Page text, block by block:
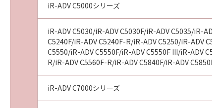
「許諾ソフトウェア」は、『現状のまま（AS-
IS）』の状態で使用許諾されます。キヤノン、
キヤノンの子会社、それらの販売代理店および
販売店、並びにキヤノンのライセンサーは、
「許諾ソフトウェア」に関して、商品性および
特定の目的への適合性または「許諾ソフトウェ
ア」に欠陥がないことを含め、いかなる保証も
しません。
iR-ADV C5000シリーズ
iR-ADV C5030/iR-ADV C5030F/iR-ADV C5035/iR-
C5240F/iR-ADV C5240F-R/iR-ADV C5250/iR-ADV
C5550/iR-ADV C5550F/iR-ADV C5550F III/iR-ADV
R/iR-ADV C5560F-R/iR-ADV C5840F/iR-ADV C5850F/
iR-ADV C7000シリーズ